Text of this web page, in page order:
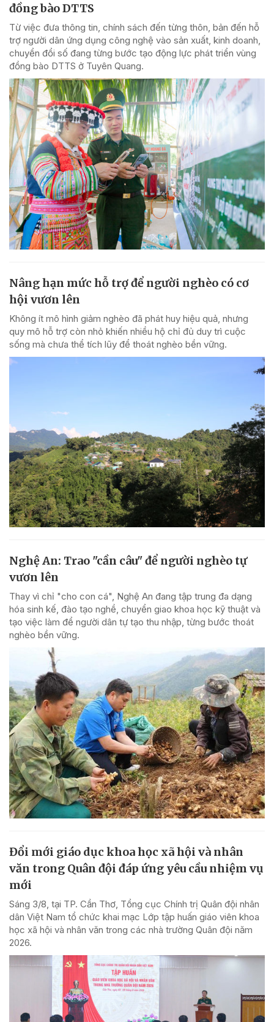
đồng bào DTTS
Từ việc đưa thông tin, chính sách đến từng thôn, bản đến hỗ
trợ người dân ứng dụng công nghệ vào sản xuất, kinh doanh,
chuyển đổi số đang từng bước tạo động lực phát triển vùng
đồng bào DTTS ở Tuyên Quang.
Nâng hạn mức hỗ trợ để người nghèo có cơ
hội vươn lên
Không ít mô hình giảm nghèo đã phát huy hiệu quả, nhưng
quy mô hỗ trợ còn nhỏ khiến nhiều hộ chỉ đủ duy trì cuộc
sống mà chưa thể tích lũy để thoát nghèo bền vững.
Nghệ An: Trao "cần câu" để người nghèo tự
vươn lên
Thay vì chỉ "cho con cá", Nghệ An đang tập trung đa dạng
hóa sinh kế, đào tạo nghề, chuyển giao khoa học kỹ thuật và
tạo việc làm để người dân tự tạo thu nhập, từng bước thoát
nghèo bền vững.
Đổi mới giáo dục khoa học xã hội và nhân
văn trong Quân đội đáp ứng yêu cầu nhiệm vụ
mới
Sáng 3/8, tại TP. Cần Thơ, Tổng cục Chính trị Quân đội nhân
dân Việt Nam tổ chức khai mạc Lớp tập huấn giáo viên khoa
học xã hội và nhân văn trong các nhà trường Quân đội năm
2026.